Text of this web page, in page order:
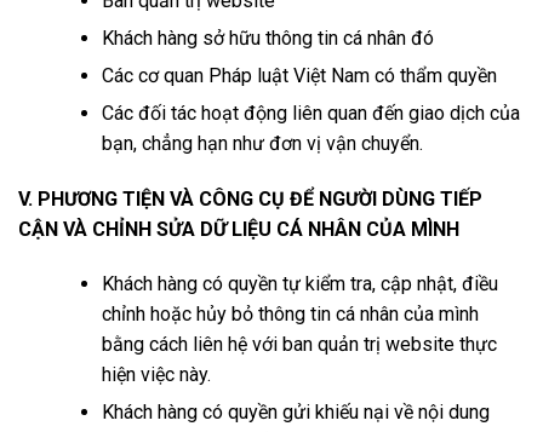
Khách hàng sở hữu thông tin cá nhân đó
Các cơ quan Pháp luật Việt Nam có thẩm quyền
Các đối tác hoạt động liên quan đến giao dịch của
bạn, chẳng hạn như đơn vị vận chuyển.
V. PHƯƠNG TIỆN VÀ CÔNG CỤ ĐỂ NGƯỜI DÙNG TIẾP
CẬN VÀ CHỈNH SỬA DỮ LIỆU CÁ NHÂN CỦA MÌNH
Khách hàng có quyền tự kiểm tra, cập nhật, điều
chỉnh hoặc hủy bỏ thông tin cá nhân của mình
bằng cách liên hệ với ban quản trị website thực
hiện việc này.
Khách hàng có quyền gửi khiếu nại về nội dung